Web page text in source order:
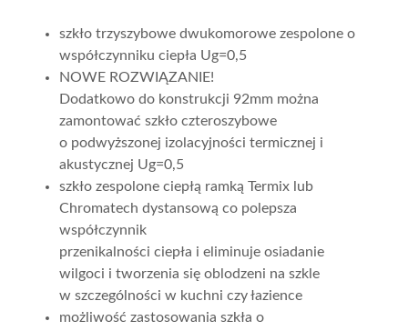
szkło trzyszybowe dwukomorowe zespolone o
współczynniku ciepła Ug=0,5
NOWE ROZWIĄZANIE!
Dodatkowo do konstrukcji 92mm można
zamontować szkło czteroszybowe
o podwyższonej izolacyjności termicznej i
akustycznej Ug=0,5
szkło zespolone ciepłą ramką Termix lub
Chromatech dystansową co polepsza
współczynnik
przenikalności ciepła i eliminuje osiadanie
wilgoci i tworzenia się oblodzeni na szkle
w szczególności w kuchni czy łazience
możliwość zastosowania szkła o